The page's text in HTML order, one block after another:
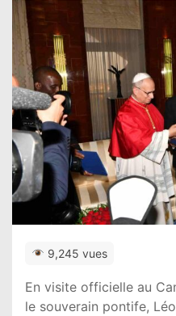
9,245 vues
En visite officielle au
le souverain pontife,